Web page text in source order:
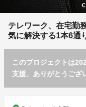
テレワーク、在宅勤
気に解決する1本6通
このプロジェクトは
支援、ありがとうござ